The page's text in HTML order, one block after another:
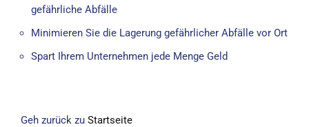
gefährliche Abfälle
Minimieren Sie die Lagerung gefährlicher Abfälle vor Ort
Spart Ihrem Unternehmen jede Menge Geld
Geh zurück zu Startseite